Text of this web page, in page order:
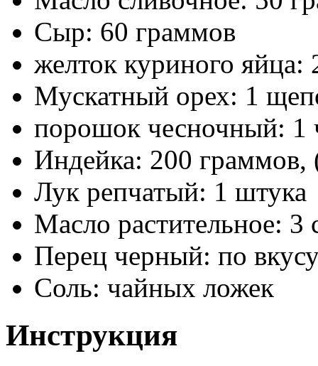
Сыр: 60 граммов
желток куриного яйца:
Мускатный орех: 1
порошок чесночный: 1
Индейка: 200 граммов,
Лук репчатый: 1 штука
Масло растительное: 3
Перец черный: по
Соль: чайных ложек
Инструкция